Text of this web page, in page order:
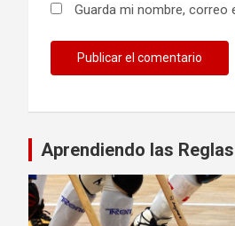
Guarda mi nombre, correo
Aprendiendo las